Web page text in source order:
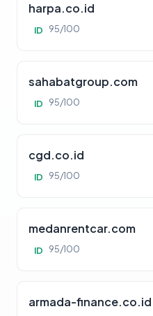
harpa.co.id
ID 95/100
sahabatgroup.com
ID 95/100
cgd.co.id
ID 95/100
medanrentcar.com
ID 95/100
armada-finance.co.id